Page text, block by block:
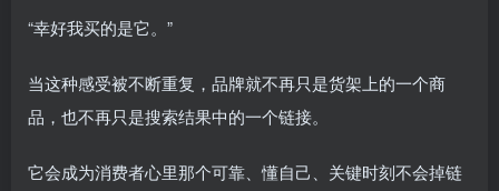
“幸好我买的是它。”
当这种感受被不断重复，品牌就不再只是货架上的一个商
品，也不再只是搜索结果中的一个链接。
它会成为消费者心里那个可靠、懂自己、关键时刻不会掉链